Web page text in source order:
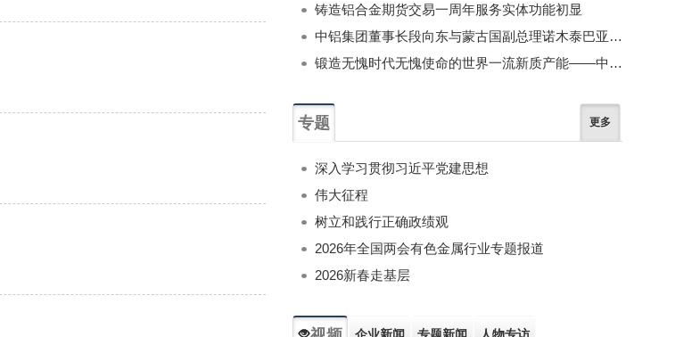
铸造铝合金期货交易一周年服务实体功能初显
中铝集团董事长段向东与蒙古国副总理诺木泰巴亚尔举行会谈
锻造无愧时代无愧使命的世界一流新质产能——中国有色金属工业的战略应对与破局之道（二）
专题 更多
深入学习贯彻习近平党建思想
伟大征程
树立和践行正确政绩观
2026年全国两会有色金属行业专题报道
2026新春走基层